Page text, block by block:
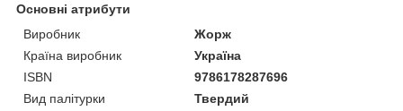
Основні атрибути
Виробник
Жорж
Країна виробник
Україна
ISBN
9786178287696
Вид палітурки
Твердий